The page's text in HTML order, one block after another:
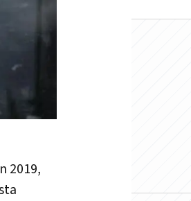
2019,